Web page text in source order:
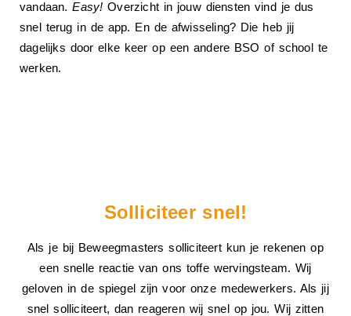
vandaan.Easy!Overzicht in jouw diensten vind je dus
snel terug in de app. En de afwisseling? Die heb jij
dagelijks door elke keer op een andere BSO of school te
werken.
Solliciteer snel!
Als je bij Beweegmasters solliciteert kun je rekenen op
een snelle reactie van ons toffe wervingsteam. Wij
geloven in de spiegel zijn voor onze medewerkers. Als jij
snel solliciteert, dan reageren wij snel op jou. Wij zitten